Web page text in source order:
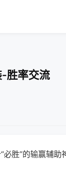
胜率交流
胜”的输赢辅助